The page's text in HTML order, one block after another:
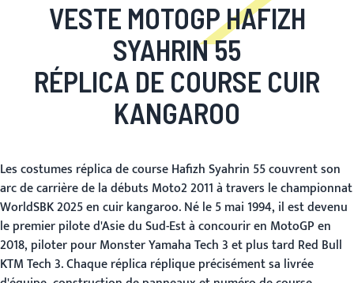
VESTE MOTOGP HAFIZH
SYAHRIN 55
RÉPLICA DE COURSE CUIR
KANGAROO
Les costumes réplica de course Hafizh Syahrin 55 couvrent son
arc de carrière de la débuts Moto2 2011 à travers le championnat
WorldSBK 2025 en cuir kangaroo. Né le 5 mai 1994, il est devenu
le premier pilote d'Asie du Sud-Est à concourir en MotoGP en
2018, piloter pour Monster Yamaha Tech 3 et plus tard Red Bull
KTM Tech 3. Chaque réplica réplique précisément sa livrée